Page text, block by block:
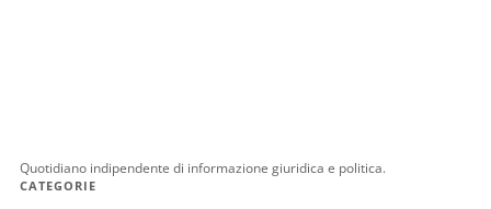
Quotidiano indipendente di informazione giuridica e politica.
CATEGORIE